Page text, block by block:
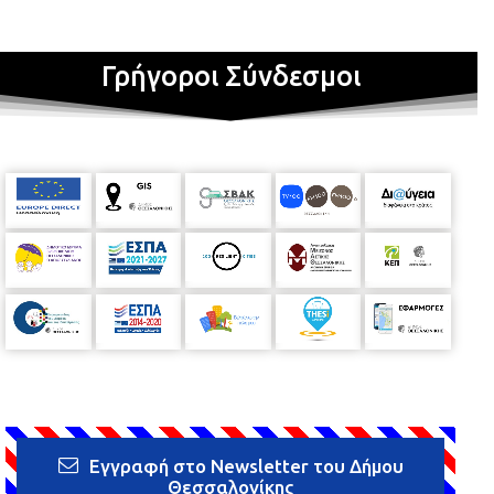
Γρήγοροι Σύνδεσμοι
Εγγραφή στο Newsletter του Δήμου
Θεσσαλονίκης